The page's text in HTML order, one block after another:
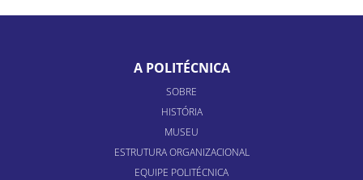
A POLITÉCNICA
SOBRE
HISTÓRIA
MUSEU
ESTRUTURA ORGANIZACIONAL
EQUIPE POLITÉCNICA